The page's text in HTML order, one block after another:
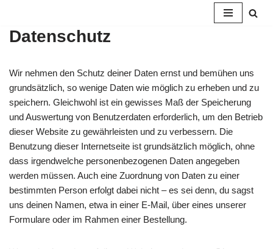
Zum
Datenschutz
Wir nehmen den Schutz deiner Daten ernst und bemühen uns
grundsätzlich, so wenige Daten wie möglich zu erheben und zu
speichern. Gleichwohl ist ein gewisses Maß der Speicherung
und Auswertung von Benutzerdaten erforderlich, um den Betrieb
dieser Website zu gewährleisten und zu verbessern. Die
Benutzung dieser Internetseite ist grundsätzlich möglich, ohne
dass irgendwelche personenbezogenen Daten angegeben
werden müssen. Auch eine Zuordnung von Daten zu einer
bestimmten Person erfolgt dabei nicht – es sei denn, du sagst
uns deinen Namen, etwa in einer E-Mail, über eines unserer
Formulare oder im Rahmen einer Bestellung.